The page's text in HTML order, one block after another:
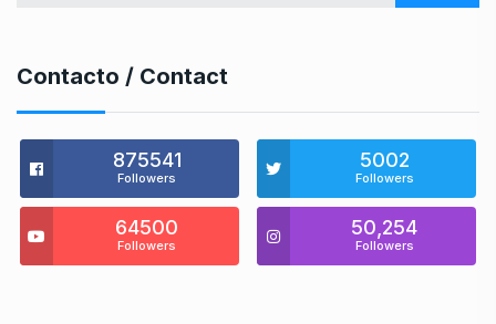
Contacto / Contact
875541
Followers
5002
Followers
64500
Followers
50,254
Followers